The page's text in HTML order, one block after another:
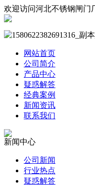
欢迎访问河北不锈钢闸门
网站首页
公司简介
产品中心
疑惑解答
经典案例
新闻资讯
联系我们
新闻中心
公司新闻
行业热点
疑惑解答